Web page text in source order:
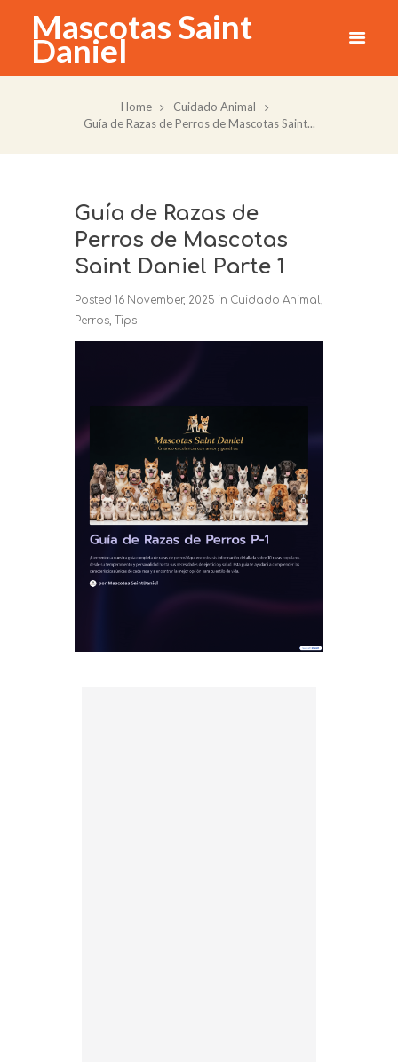
Mascotas Saint
Daniel
Home
Cuidado Animal
Guía de Razas de Perros de Mascotas Saint...
Guía de Razas de
Perros de Mascotas
Saint Daniel Parte 1
Posted 16 November, 2025 in Cuidado Animal
Perros Tips